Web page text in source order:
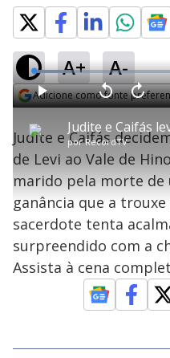
A+ A-
Adicione como fonte
l
porRecordTV
P V
t
a
r
0
e
g
n
d
s
A
a
n
ç
a
1
s
e
u
n
o
L
o
a
d
e
9
1
Judite e Caifás
de Levi ao Vale de
marido pela morte de
ganância que a
sacerdote tenta
surpreendido com a
Assista à cena